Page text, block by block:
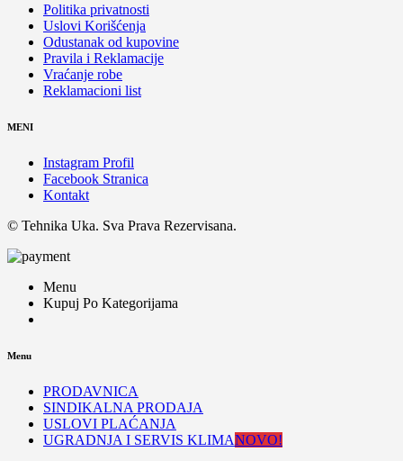
Politika privatnosti
Uslovi Korišćenja
Odustanak od kupovine
Pravila i Reklamacije
Vraćanje robe
Reklamacioni list
MENI
Instagram Profil
Facebook Stranica
Kontakt
© Tehnika Uka. Sva Prava Rezervisana.
Menu
Kupuj Po Kategorijama
Menu
PRODAVNICA
SINDIKALNA PRODAJA
USLOVI PLAĆANJA
UGRADNJA I SERVIS KLIMANOVO!